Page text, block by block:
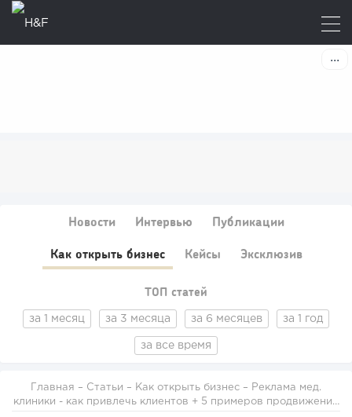
Новости Интервью Публикации
Как открыть бизнес Кейсы Эксклюзив
ТОП статей
за 1 месяц за 3 месяца за 6 месяцев за 1 год
за все время
Главная – Статьи – Как открыть бизнес
клиники - как привлечь клиентов + 5 примеров продвижения